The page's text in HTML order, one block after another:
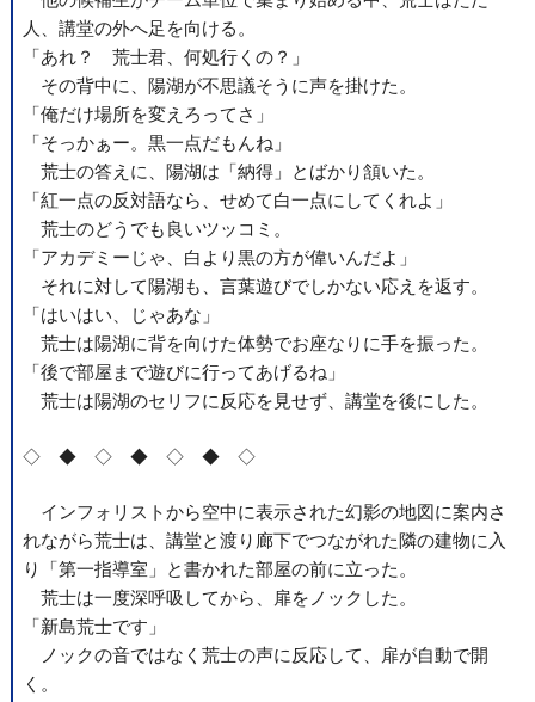
人、講堂の外へ足を向ける。
「あれ？ 荒士君、何処行くの？」
その背中に、陽湖が不思議そうに声を掛けた。
「俺だけ場所を変えろってさ」
「そっかぁー。黒一点だもんね」
荒士の答えに、陽湖は「納得」とばかり頷いた。
「紅一点の反対語なら、せめて白一点にしてくれよ」
荒士のどうでも良いツッコミ。
「アカデミーじゃ、白より黒の方が偉いんだよ」
それに対して陽湖も、言葉遊びでしかない応えを返す。
「はいはい、じゃあな」
荒士は陽湖に背を向けた体勢でお座なりに手を振った。
「後で部屋まで遊びに行ってあげるね」
荒士は陽湖のセリフに反応を見せず、講堂を後にした。
◇ ◆ ◇ ◆ ◇ ◆ ◇
インフォリストから空中に表示された幻影の地図に案内さ
れながら荒士は、講堂と渡り廊下でつながれた隣の建物に入
り「第一指導室」と書かれた部屋の前に立った。
荒士は一度深呼吸してから、扉をノックした。
「新島荒士です」
ノックの音ではなく荒士の声に反応して、扉が自動で開
く。